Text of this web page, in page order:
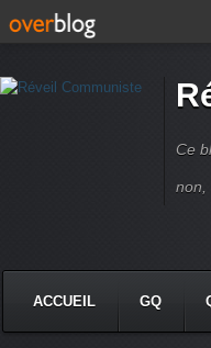
Ce
non,
ACCUEIL GQ